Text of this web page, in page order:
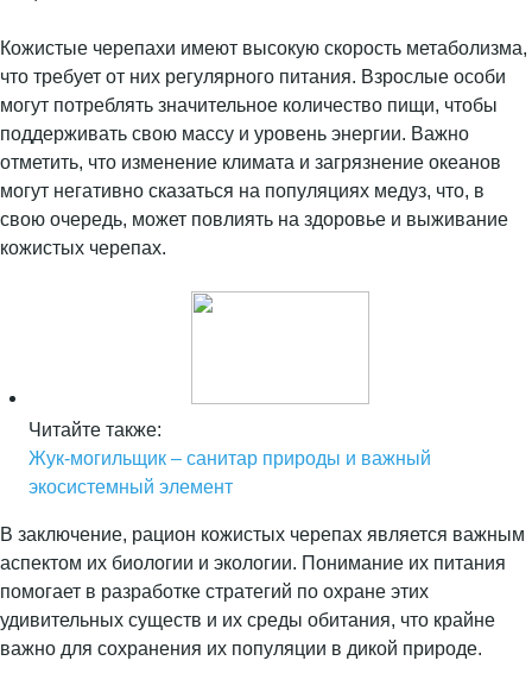
Кожистые черепахи имеют высокую скорость метаболизма,
что требует от них регулярного питания. Взрослые особи
могут потреблять значительное количество пищи, чтобы
поддерживать свою массу и уровень энергии. Важно
отметить, что изменение климата и загрязнение океанов
могут негативно сказаться на популяциях медуз, что, в
свою очередь, может повлиять на здоровье и выживание
кожистых черепах.
Читайте также:
Жук-могильщик – санитар природы и важный
экосистемный элемент
В заключение, рацион кожистых черепах является важным
аспектом их биологии и экологии. Понимание их питания
помогает в разработке стратегий по охране этих
удивительных существ и их среды обитания, что крайне
важно для сохранения их популяции в дикой природе.